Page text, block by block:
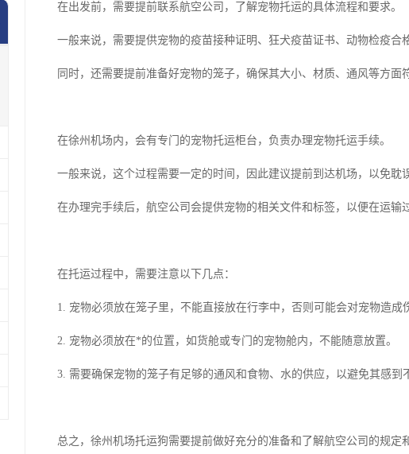
在出发前，需要提前联系航空公司，了解宠物托运的具体流程和要求。
一般来说，需要提供宠物的疫苗接种证明、狂犬疫苗证书、动物检疫合
同时，还需要提前准备好宠物的笼子，确保其大小、材质、通风等方面
在徐州机场内，会有专门的宠物托运柜台，负责办理宠物托运手续。
一般来说，这个过程需要一定的时间，因此建议提前到达机场，以免耽
在办理完手续后，航空公司会提供宠物的相关文件和标签，以便在运输
在托运过程中，需要注意以下几点：
1. 宠物必须放在笼子里，不能直接放在行李中，否则可能会对宠物造成
2. 宠物必须放在*的位置，如货舱或专门的宠物舱内，不能随意放置。
3. 需要确保宠物的笼子有足够的通风和食物、水的供应，以避免其感到
总之，徐州机场托运狗需要提前做好充分的准备和了解航空公司的规定